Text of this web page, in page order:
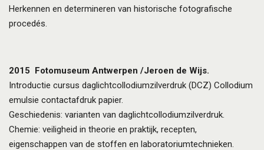
Herkennen en determineren van historische fotografische
procedés.
2015 Fotomuseum Antwerpen /Jeroen de Wijs.
Introductie cursus daglichtcollodiumzilverdruk (DCZ) Collodium
emulsie contactafdruk papier.
Geschiedenis: varianten van daglichtcollodiumzilverdruk.
Chemie: veiligheid in theorie en praktijk, recepten,
eigenschappen van de stoffen en laboratoriumtechnieken.